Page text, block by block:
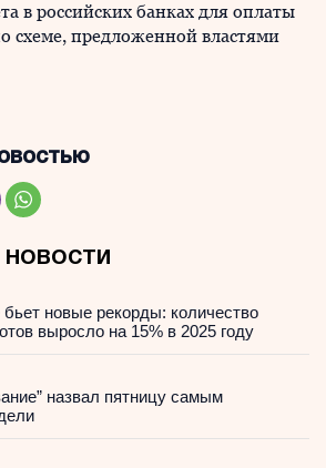
в российских банках для оплаты
схеме, предложенной властями
новые рекорды: количество
выросло на 15% в 2025 году
назвал пятницу самым